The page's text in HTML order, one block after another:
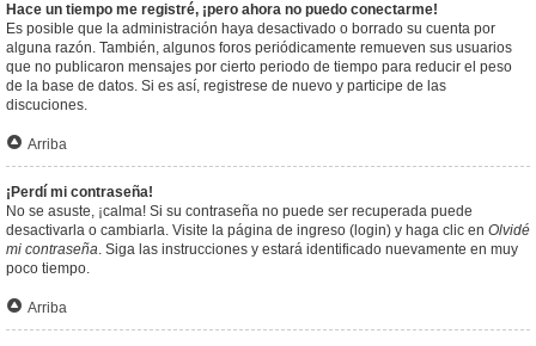
Hace un tiempo me registré, ¡pero ahora no puedo conectarme!
Es posible que la administración haya desactivado o borrado su cuenta por
alguna razón. También, algunos foros periódicamente remueven sus usuarios
que no publicaron mensajes por cierto periodo de tiempo para reducir el peso
de la base de datos. Si es así, registrese de nuevo y participe de las
discuciones.
Arriba
¡Perdí mi contraseña!
No se asuste, ¡calma! Si su contraseña no puede ser recuperada puede
desactivarla o cambiarla. Visite la página de ingreso (login) y haga clic en Olvidé
mi contraseña. Siga las instrucciones y estará identificado nuevamente en muy
poco tiempo.
Arriba